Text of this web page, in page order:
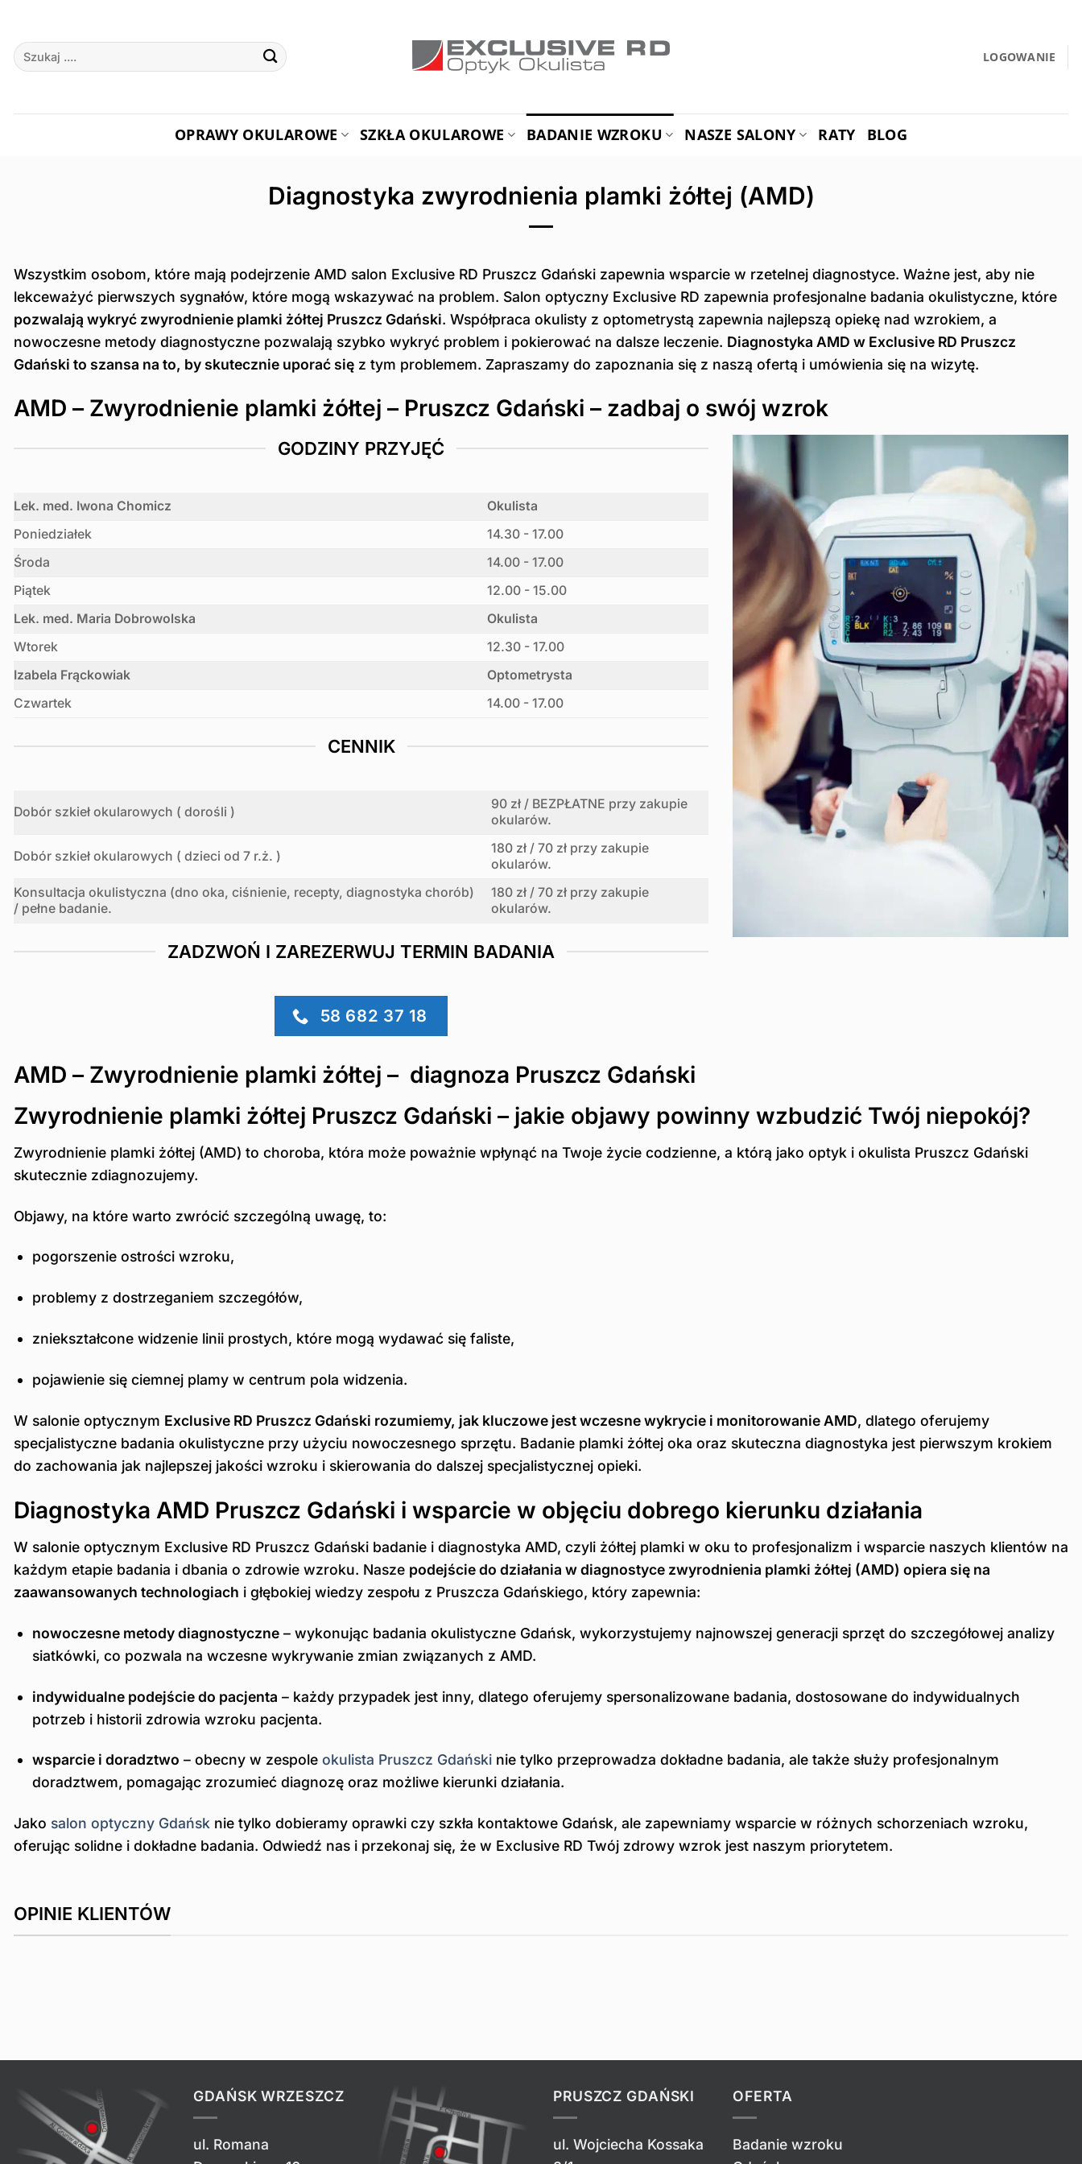
zawartości
Szukaj: LOGOWANIE
OPRAWY OKULAROWE SZKŁA OKULAROWE BADANIE WZROKU NASZE SALONY RATY BLOG
Diagnostyka zwyrodnienia plamki żółtej (AMD)
Wszystkim osobom, które mają podejrzenie AMD salon Exclusive RD Pruszcz Gdański zapewnia wsparcie w rzetelnej diagnostyce. Ważne jest, aby nie
lekceważyć pierwszych sygnałów, które mogą wskazywać na problem. Salon optyczny Exclusive RD zapewnia profesjonalne badania okulistyczne, które
pozwalają wykryć zwyrodnienie plamki żółtej Pruszcz Gdański. Współpraca okulisty z optometrystą zapewnia najlepszą opiekę nad wzrokiem, a
nowoczesne metody diagnostyczne pozwalają szybko wykryć problem i pokierować na dalsze leczenie. Diagnostyka AMD w Exclusive RD Pruszcz
Gdański to szansa na to, by skutecznie uporać się z tym problemem. Zapraszamy do zapoznania się z naszą ofertą i umówienia się na wizytę.
AMD – Zwyrodnienie plamki żółtej – Pruszcz Gdański – zadbaj o swój wzrok
GODZINY PRZYJĘĆ
Lek. med. Iwona Chomicz
Okulista
Poniedziałek
14.30 - 17.00
Środa
14.00 - 17.00
Piątek
12.00 - 15.00
Lek. med. Maria Dobrowolska
Okulista
Wtorek
12.30 - 17.00
Izabela Frąckowiak
Optometrysta
Czwartek
14.00 - 17.00
CENNIK
Dobór szkieł okularowych ( dorośli )
90 zł / BEZPŁATNE przy zakupie
okularów.
Dobór szkieł okularowych ( dzieci od 7 r.ż. )
180 zł / 70 zł przy zakupie
okularów.
Konsultacja okulistyczna (dno oka, ciśnienie, recepty, diagnostyka chorób)
/ pełne badanie.
180 zł / 70 zł przy zakupie
okularów.
ZADZWOŃ I ZAREZERWUJ TERMIN BADANIA
58 682 37 18
AMD – Zwyrodnienie plamki żółtej – diagnoza Pruszcz Gdański
Zwyrodnienie plamki żółtej Pruszcz Gdański – jakie objawy powinny wzbudzić Twój niepokój?
Zwyrodnienie plamki żółtej (AMD) to choroba, która może poważnie wpłynąć na Twoje życie codzienne, a którą jako optyk i okulista Pruszcz Gdański
skutecznie zdiagnozujemy.
Objawy, na które warto zwrócić szczególną uwagę, to:
pogorszenie ostrości wzroku,
problemy z dostrzeganiem szczegółów,
zniekształcone widzenie linii prostych, które mogą wydawać się faliste,
pojawienie się ciemnej plamy w centrum pola widzenia.
W salonie optycznym Exclusive RD Pruszcz Gdański rozumiemy, jak kluczowe jest wczesne wykrycie i monitorowanie AMD, dlatego oferujemy
specjalistyczne badania okulistyczne przy użyciu nowoczesnego sprzętu. Badanie plamki żółtej oka oraz skuteczna diagnostyka jest pierwszym krokiem
do zachowania jak najlepszej jakości wzroku i skierowania do dalszej specjalistycznej opieki.
Diagnostyka AMD Pruszcz Gdański i wsparcie w objęciu dobrego kierunku działania
W salonie optycznym Exclusive RD Pruszcz Gdański badanie i diagnostyka AMD, czyli żółtej plamki w oku to profesjonalizm i wsparcie naszych klientów na
każdym etapie badania i dbania o zdrowie wzroku. Nasze podejście do działania w diagnostyce zwyrodnienia plamki żółtej (AMD) opiera się na
zaawansowanych technologiach i głębokiej wiedzy zespołu z Pruszcza Gdańskiego, który zapewnia:
nowoczesne metody diagnostyczne– wykonując badania okulistyczne Gdańsk, wykorzystujemy najnowszej generacji sprzęt do szczegółowej analizy
siatkówki, co pozwala na wczesne wykrywanie zmian związanych z AMD.
indywidualne podejście do pacjenta – każdy przypadek jest inny, dlatego oferujemy spersonalizowane badania, dostosowane do indywidualnych
potrzeb i historii zdrowia wzroku pacjenta.
wsparcie i doradztwo – obecny w zespole okulista Pruszcz Gdańskinie tylko przeprowadza dokładne badania, ale także służy profesjonalnym
doradztwem, pomagając zrozumieć diagnozę oraz możliwe kierunki działania.
Jako salon optyczny Gdańsk nie tylko dobieramy oprawki czy szkła kontaktowe Gdańsk, ale zapewniamy wsparcie w różnych schorzeniach wzroku,
oferując solidne i dokładne badania. Odwiedź nas i przekonaj się, że w Exclusive RD Twój zdrowy wzrok jest naszym priorytetem.
OPINIE KLIENTÓW
GDAŃSK WRZESZCZ
ul. Romana
PRUSZCZ GDAŃSKI
ul. Wojciecha Kossaka
OFERTA
Badanie wzroku